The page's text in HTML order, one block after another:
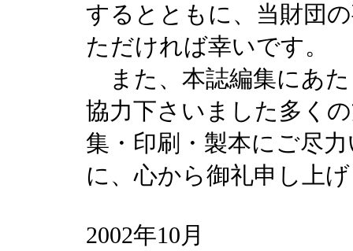
するとともに、当財団
ただければ幸いです。
また、本誌編集にあ
協力下さいました多く
集・印刷・製本にご尽
に、心から御礼申し上
2002年10月